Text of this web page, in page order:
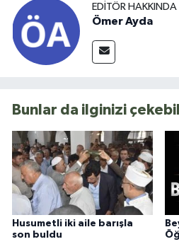
EDITÖR HAKKINDA
Ömer Ayda
Bunlar da ilginizi
Husumetli iki aile barışla
son buldu